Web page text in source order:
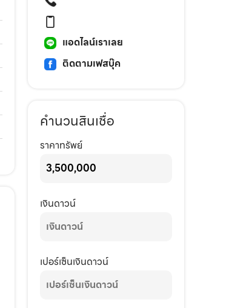
แอดไลน์เราเลย
ติดตามเฟสบุ๊ค
คำนวนสินเชื่อ
ราคาทรัพย์
เงินดาวน์
เปอร์เซ็นเงินดาวน์